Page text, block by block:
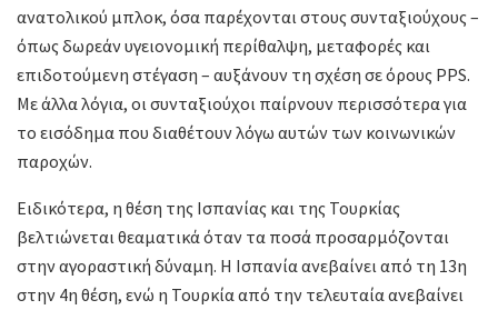
ανατολικού μπλοκ, όσα παρέχονται στους συνταξιούχους –
όπως δωρεάν υγειονομική περίθαλψη, μεταφορές και
επιδοτούμενη στέγαση – αυξάνουν τη σχέση σε όρους PPS.
Με άλλα λόγια, οι συνταξιούχοι παίρνουν περισσότερα για
το εισόδημα που διαθέτουν λόγω αυτών των κοινωνικών
παροχών.
Ειδικότερα, η θέση της Ισπανίας και της Τουρκίας
βελτιώνεται θεαματικά όταν τα ποσά προσαρμόζονται
στην αγοραστική δύναμη. Η Ισπανία ανεβαίνει από τη 13η
στην 4η θέση, ενώ η Τουρκία από την τελευταία ανεβαίνει